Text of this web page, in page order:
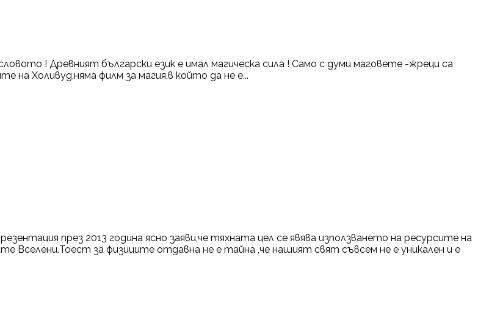
! Древният български език е имал магическа сила ! Само с думи маговете -жреци са
Холивуд,няма филм за магия,в който да не е...
през 2013 година ясно заяви,че тяхната цел се явява използването на ресурсите на
Вселени.Тоест за физиците отдавна не е тайна ,че нашият свят съвсем не е уникален и е